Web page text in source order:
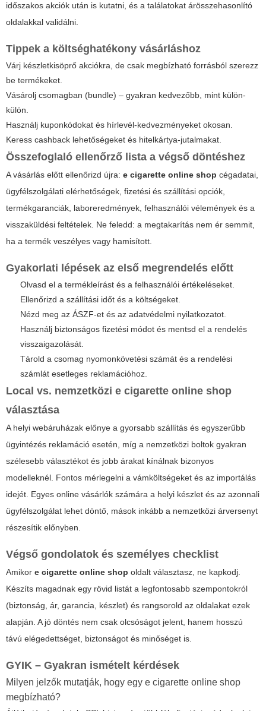
időszakos akciók után is kutatni, és a találatokat árösszehasonlító
oldalakkal validálni.
Tippek a költséghatékony vásárláshoz
Várj készletkisöprő akciókra, de csak megbízható forrásból szerezz
be termékeket.
Vásárolj csomagban (bundle) – gyakran kedvezőbb, mint külön-
külön.
Használj kuponkódokat és hírlevél-kedvezményeket okosan.
Keress cashback lehetőségeket és hitelkártya-jutalmakat.
Összefoglaló ellenőrző lista a végső döntéshez
A vásárlás előtt ellenőrizd újra: e cigarette online shop cégadatai,
ügyfélszolgálati elérhetőségek, fizetési és szállítási opciók,
termékgaranciák, laboreredmények, felhasználói vélemények és a
visszaküldési feltételek. Ne feledd: a megtakarítás nem ér semmit,
ha a termék veszélyes vagy hamisított.
Gyakorlati lépések az első megrendelés előtt
Olvasd el a termékleírást és a felhasználói értékeléseket.
Ellenőrizd a szállítási időt és a költségeket.
Nézd meg az ÁSZF-et és az adatvédelmi nyilatkozatot.
Használj biztonságos fizetési módot és mentsd el a rendelés
visszaigazolását.
Tárold a csomag nyomonkövetési számát és a rendelési
számlát esetleges reklamációhoz.
Local vs. nemzetközi e cigarette online shop
választása
A helyi webáruházak előnye a gyorsabb szállítás és egyszerűbb
ügyintézés reklamáció esetén, míg a nemzetközi boltok gyakran
szélesebb választékot és jobb árakat kínálnak bizonyos
modelleknél. Fontos mérlegelni a vámköltségeket és az importálás
idejét. Egyes online vásárlók számára a helyi készlet és az azonnali
ügyfélszolgálat lehet döntő, mások inkább a nemzetközi árversenyt
részesítik előnyben.
Végső gondolatok és személyes checklist
Amikor e cigarette online shop oldalt választasz, ne kapkodj.
Készíts magadnak egy rövid listát a legfontosabb szempontokról
(biztonság, ár, garancia, készlet) és rangsorold az oldalakat ezek
alapján. A jó döntés nem csak olcsóságot jelent, hanem hosszú
távú elégedettséget, biztonságot és minőséget is.
GYIK – Gyakran ismételt kérdések
Milyen jelzők mutatják, hogy egy e cigarette online shop
megbízható?